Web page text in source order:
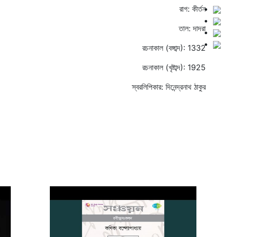
রাগ: কীর্তন
তাল: দাদরা
রচনাকাল (বঙ্গাব্দ): 1332
রচনাকাল (খৃষ্টাব্দ): 1925
স্বরলিপিকার: দিনেন্দ্রনাথ ঠাকুর